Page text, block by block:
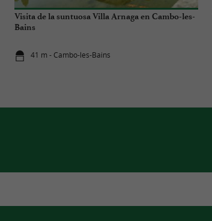
Visita de la suntuosa Villa Arnaga en Cambo-les-
Bains
41 m - Cambo-les-Bains